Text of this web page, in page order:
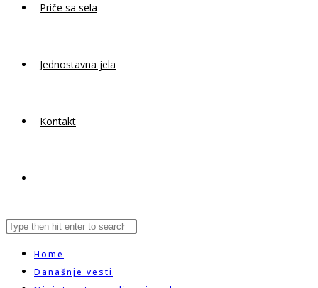
Priče sa sela
Jednostavna jela
Kontakt
website
Search
website
Press
Home
Današnje vesti